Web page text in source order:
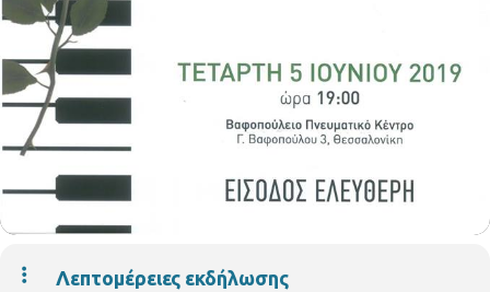
Λεπτομέρειες εκδήλωσης